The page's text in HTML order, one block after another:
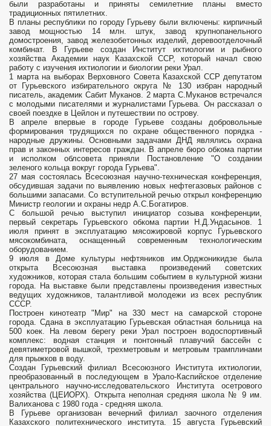
были разработаны и приняты семилетние планы вместо
традиционных пятилетних.
В планы республики по городу Гурьеву были включены: кирпичный
завод мощностью 14 млн. штук, завод крупнопанельного
домостроения, завод железобетонных изделий, деревоотделочный
комбинат. В Гурьеве создан Институт ихтиологии и рыбного
хозяйства Академии наук Казахской ССР, который начал свою
работу с изучения ихтиологии и биологии реки Урал.
1 марта на выборах Верховного Совета Казахской ССР депутатом
от Гурьевского избирательного округа № 130 избран народный
писатель, академик Сабит Муканов. 2 марта С.Муканов встречался
с молодыми писателями и журналистами Гурьева. Он рассказал о
своей поездке в Цейлон и путешествии по острову.
В апреле впервые в городе Гурьеве созданы добровольные
формирования трудящихся по охране общественного порядка -
народные дружины. Основными задачами ДНД являлись охрана
прав и законных интересов граждан. В апреле бюро обкома партии
и исполком облсовета приняли Постановление "О создании
зеленого кольца вокруг города Гурьева".
27 мая состоялась Всесоюзная научно-техническая конференция,
обсудившая задачи по выявлению новых нефтегазовых районов с
большими запасами. Со вступительной речью открыл конференцию
Министр геологии и охраны недр А.С.Богатиров.
С большой речью выступил инициатор созыва конференции,
первый секретарь Гурьевского обкома партии Н.Д.Ундасынов. 1
июля принят в эксплуатацию мясожировой корпус Гурьевского
мясокомбината, оснащенный современным технологическим
оборудованием.
9 июля в Доме культуры нефтяников им.Орджоникидзе была
открыта Всесоюзная выставка произведений советских
художников, которая стала большим событием в культурной жизни
города. На выставке были представлены произведения известных
ведущих художников, талантливой молодежи из всех республик
СССР.
Построен кинотеатр "Мир" на 330 мест на самарской стороне
города. Сдана в эксплуатацию Гурьевская областная больница на
500 коек. На левом берегу реки Урал построен водоспортивный
комплекс: водная станция и понтонный плавучий бассейн с
девятиметровой вышкой, трехметровым и метровым трамплинами
для прыжков в воду.
Создан Гурьевский филиал Всесоюзного Института ихтиологии,
преобразованный в последующем в Урало-Каспийское отделение
центрального научно-исследовательского Института осетрового
хозяйства (ЦЕИОРХ). Открыта неполная средняя школа № 9 им.
Валиханова с 1980 года - средняя школа.
В Гурьеве организован вечерний филиал заочного отделения
Казахского политехнического института. 15 августа Гурьевский